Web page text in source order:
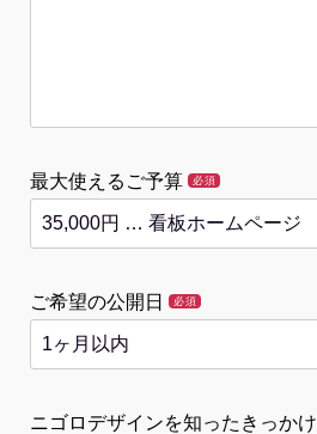
最大使えるご予算 必須
ご希望の公開日 必須
ニゴロデザインを知ったきっかけ